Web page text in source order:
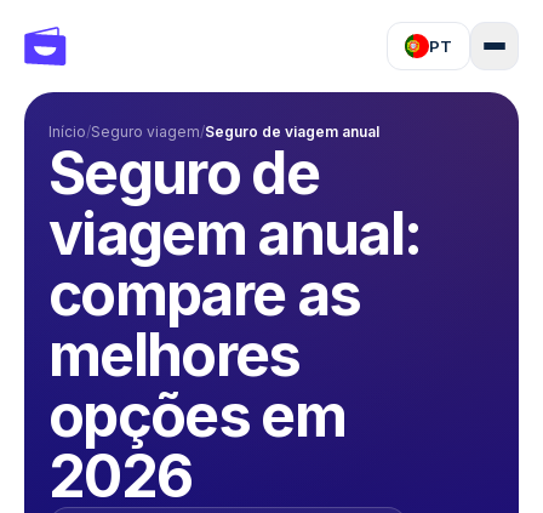
PT
Início/Seguro viagem/Seguro de viagem anual
Seguro de
viagem anual:
compare as
melhores
opções em
2026